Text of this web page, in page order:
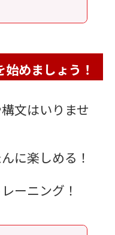
めましょう！
文はいりませ
に楽しめる！
ーニング！